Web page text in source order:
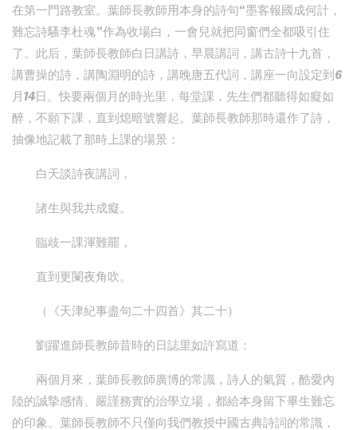
在第一門路教室。葉師長教師用本身的詩句“墨客報國成何計，
難忘詩騷李杜魂”作為收場白，一會兒就把同窗們全都吸引住
了。此后，葉師長教師白日講詩，早晨講詞，講古詩十九首，
講曹操的詩，講陶淵明的詩，講晚唐五代詞，講座一向設定到6
月14日。快要兩個月的時光里，每堂課，先生們都聽得如癡如
醉，不願下課，直到熄暗號響起。葉師長教師那時還作了詩，
抽像地記載了那時上課的場景：
白天談詩夜講詞，
諸生與我共成癡。
臨歧一課渾難罷，
直到更闌夜角吹。
（《天津紀事盡句二十四首》其二十）
劉躍進師長教師昔時的日誌里如許寫道：
兩個月來，葉師長教師廣博的常識，詩人的氣質，酷愛內
陸的誠摯感情、嚴謹務實的治學立場，都給本身留下畢生難忘
的印象。葉師長教師不只僅向我們教授中國古典詩詞的常識，